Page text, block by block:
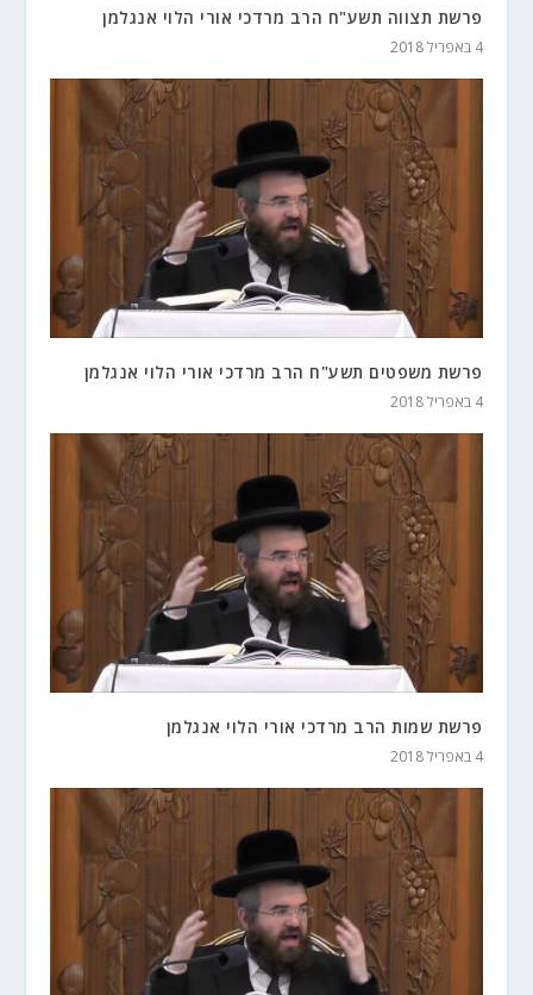
פרשת תצווה תשע"ח הרב מרדכי אורי הלוי אנגלמן
4 באפריל 2018
פרשת משפטים תשע"ח הרב מרדכי אורי הלוי אנגלמן
4 באפריל 2018
פרשת שמות הרב מרדכי אורי הלוי אנגלמן
4 באפריל 2018